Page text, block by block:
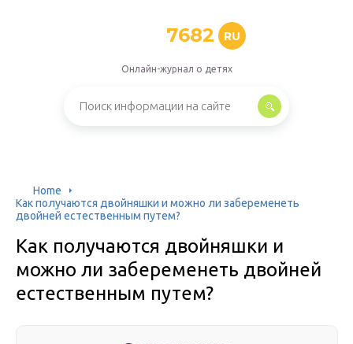
7682 RU
Онлайн-журнал о детях
Home
Как получаются двойняшки и можно ли забеременеть
двойней естественным путем?
Как получаются двойняшки и
можно ли забеременеть двойней
естественным путем?